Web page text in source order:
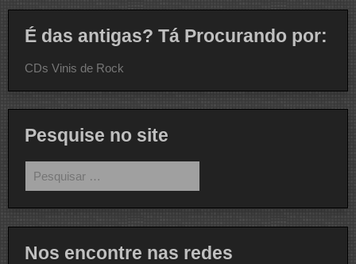
É das antigas? Tá Procurando por:
CDs Vinis de Rock
Pesquise no site
por:
Nos encontre nas redes